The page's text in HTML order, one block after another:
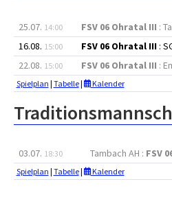
25.07. 14:00 FSV 06 Ohratal III :
16.08. 15:00 FSV 06 Ohratal III :
22.08. 15:00 FSV 06 Ohratal III :
Spielplan | Tabelle| Kalender
03.07. 18:30 Tambach AH : FSV
Spielplan | Tabelle| Kalender